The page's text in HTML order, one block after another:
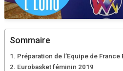
Sommaire
Préparation de l’Equipe de France
Eurobasket féminin 2019